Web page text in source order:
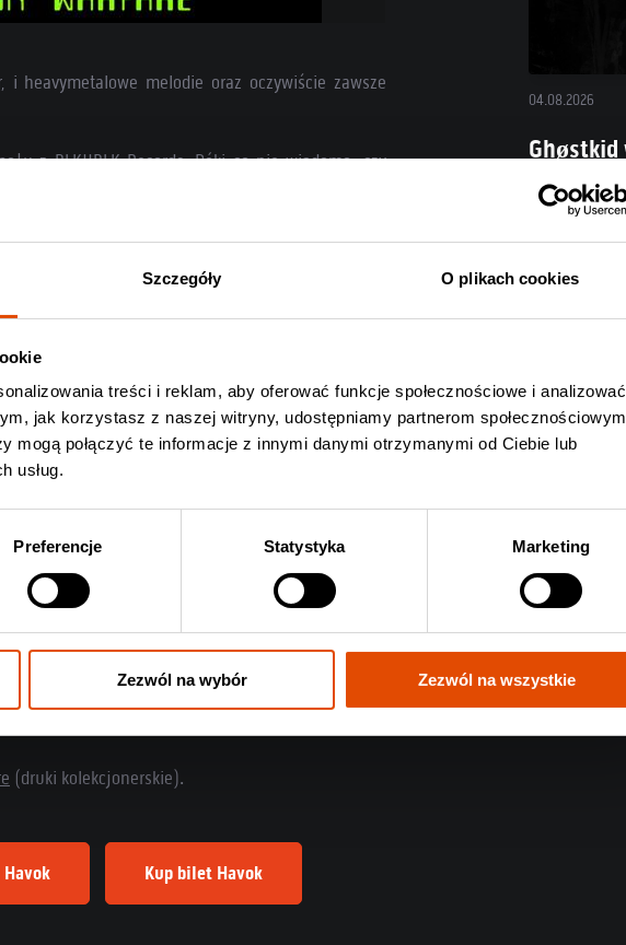
Szczegóły O plikach cookies
treści i reklam, aby oferować funkcje społecznościowe i analizować
jak korzystasz z naszej witryny, udostępniamy partnerom
mogą połączyć te informacje z innymi danymi otrzymanymi od Ciebie lub
usług.
Preferencje Statystyka Marketing
Zezwól na wybór Zezwól na wszystkie
melodie oraz oczywiście zawsze
z BLKIIBLK Records. Póki co nie wiadomo, czy
jeśli kolejne kawałki utrzymają ten poziom, nikt
(druki kolekcjonerskie).
Kup bilet Havok
04.08.2026
Ghøstkid
„Follow the